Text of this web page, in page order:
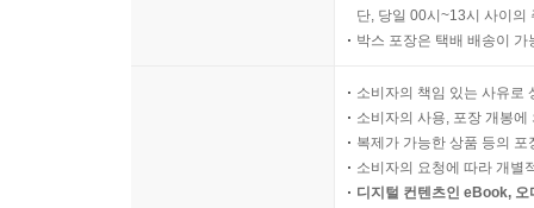
단, 당일 00시~13시 사이의
박스 포장은 택배 배송이
소비자의 책임 있는 사유로
소비자의 사용, 포장 개봉
복제가 가능한 상품 등의
소비자의 요청에 따라 개별
디지털 컨텐츠인 eBook,